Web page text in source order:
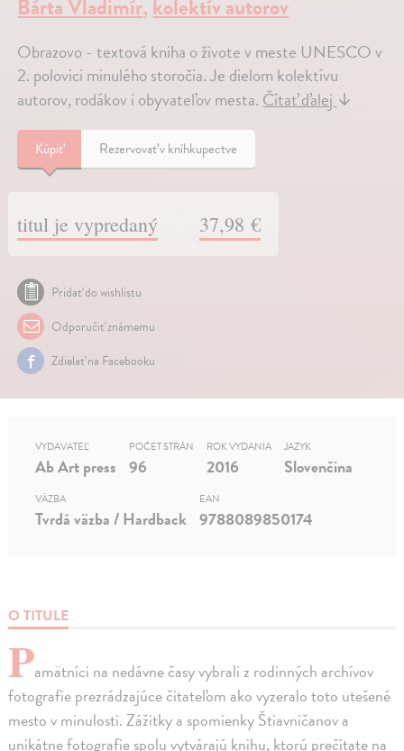
Bárta Vladimír,kolektív autorov
Obrazovo - textová kniha o živote v meste UNESCO v
2. polovici minulého storočia. Je dielom kolektívu
autorov, rodákov i obyvateľov mesta. Čítať ďalej ↓
Kúpiť Rezervovať v kníhkupectve
titul je vypredaný 37,98 €
Pridať do wishlistu
Odporučiť známemu
Zdielať na Facebooku
O TITULE
Pamätníci na nedávne časy vybrali z rodinných archívov
fotografie prezrádzajúce čitateľom ako vyzeralo toto utešené
mesto v minulosti. Zážitky a spomienky Štiavničanov a
unikátne fotografie spolu vytvárajú knihu, ktorú prečítate na
VYDAVATEĽ
Ab Art press
POČET STRÁN
96
ROK VYDANIA
2016
JAZYK
Slovenčina
VÄZBA
Tvrdá väzba / Hardback
EAN
9788089850174